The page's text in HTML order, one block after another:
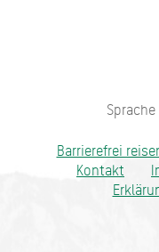
Barrierefrei
Kontakt